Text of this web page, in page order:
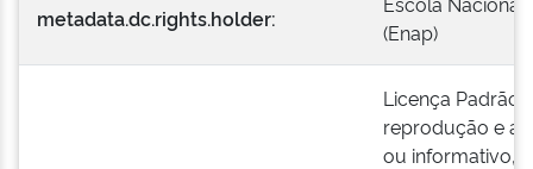
metadata.dc.rights.holder:
(Enap)
Licença Padrão
reprodução e a
ou informativo,